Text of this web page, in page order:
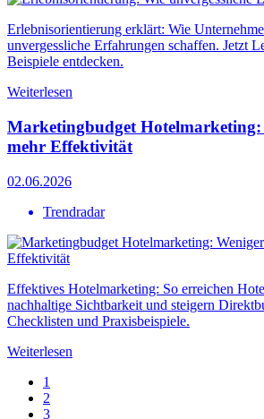
Erlebnisorientierung erklärt: Wie
unvergessliche Erfahrungen schaffen. Jetzt
Beispiele entdecken.
Weiterlesen
Marketingbudget Hotelmarketing:
mehr Effektivität
02.06.2026
Trendradar
Effektives Hotelmarketing: So erreichen
nachhaltige Sichtbarkeit und steigern
Checklisten und Praxisbeispiele.
Weiterlesen
1
2
3